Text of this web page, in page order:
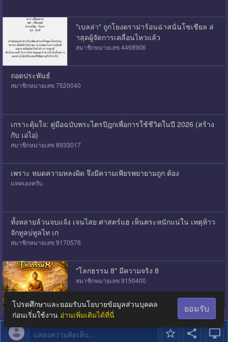
แสดงความคิดเห็น...
"เบลล่า" ถูกโยงดราม่าร้อนฉ่าสนั่นโซเชียล ล่
าสุดผู้จัดการเคลื่อนไหวแล้ว
สมาชิกหมายเลข 4468906
ถอดประพันธ์
สมาชิกหมายเลข 7520040
เกราะคุ้มใจ: คู่มือฉบับพระไตรปิฎกเพื่อการใช้ชีวิตในปี 2026 (สร้าง
กับ เอไอ)
สมาชิกหมายเลข 8933017
เพราะ หมดความหลงผิด จึงมีความเพียรพยายามถูก ต้อง
แทคเองครับ
ทั้งหลายล้วนจบแจ้ง เจนไสย ศาสตร์แฮ เห็นตระหนักแน่ใน เหตุห้าว
จักทูลบ่ทูลไท เก
สมาชิกหมายเลข 9170576
"โลกธรรม 8" มีความจริง 8
สมาชิกหมายเลข 9150400
โปรดศึกษาและยอมรับนโยบายข้อมูลส่วนบุคคล
ก่อนเริ่มใช้งาน อ่านเพิ่มเติมได้ที่นี่
ยอมรับ